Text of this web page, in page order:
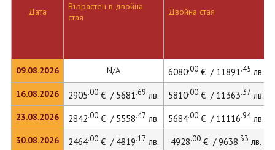
Дата
09.08.2026
16.08.2026
23.08.2026
30.08.2026
Възрастен в двойна
стая
Двойна стая
N/A 6080.00€ / 11891.45 лв.
2905.00€ / 5681.69 лв. 5810.00€ / 11363.37 лв.
2842.00€ / 5558.47 лв. 5684.00€ / 11116.94лв.
2464.00€ / 4819.17 лв. 4928.00€ / 9638.33 лв.